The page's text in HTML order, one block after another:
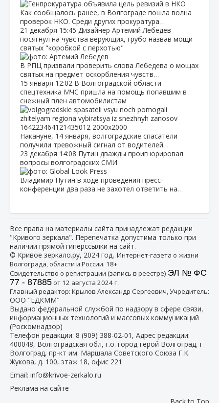
Как сообщалось ранее, в Волгограде пошла волна
проверок НКО. Среди других прокуратура…
21 декабря 15:45 Дизайнер Артемий Лебедев
посягнул на чувства верующих, грубо назвав мощи
святых "коробкой с перхотью"
В РПЦ призвали проверить слова Лебедева о мощах
святых на предмет оскорбления чувств…
15 января 12:02 В Волгоградской области
спецтехника МЧС пришла на помощь попавшим в
снежный плен автомобилистам
Накануне, 14 января, волгоградские спасатели
получили тревожный сигнал от водителей…
23 декабря 14:08 Путин дважды проигнорировал
вопросы волгоградских СМИ
Владимир Путин в ходе проведения пресс-
конференции два раза не захотел ответить на…
Все права на материалы сайта принадлежат редакции
"Кривого зеркала". Перепечатка допустима только при
наличии прямой гиперссылки на сайт.
© Кривое зеркало.ру, 2024 год, Интернет-газета о жизни
Волгограда, области и России. 18+
Свидетельство о регистрации (запись в реестре) ЭЛ № ФС
77 - 87885от 12 августа 2024 г.
Главный редактор: Крылов Александр Сергеевич, Учредитель:
ООО "ЕДКММ"
Выдано федеральной службой по надзору в сфере связи,
информационных технологий и массовых коммуникаций
(Роскомнадзор)
Телефон редакции: 8 (909) 388-02-01 , Адрес редакции:
400048, Волгоградская обл, г.о. город-герой Волгоград, г
Волгоград, пр-кт им. Маршала Советского Союза Г.К.
Жукова, д. 100, этаж 18, офис 221
Email: info@krivoe-zerkalo.ru
Реклама на сайте